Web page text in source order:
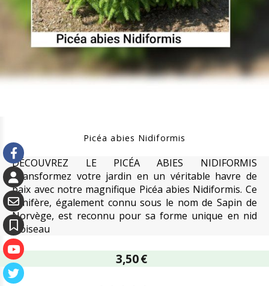
Picéa abies Nidiformis
DÉCOUVREZ LE PICÉA ABIES NIDIFORMIS
Transformez votre jardin en un véritable havre de
paix avec notre magnifique Picéa abies Nidiformis. Ce
conifère, également connu sous le nom de Sapin de
Norvège, est reconnu pour sa forme unique en nid
d'oiseau
3,50€